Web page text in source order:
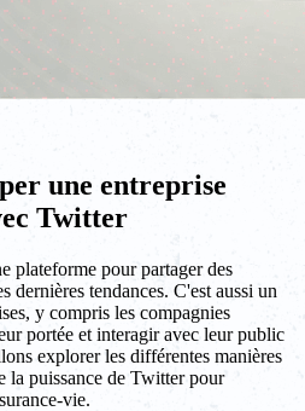
une entreprise
Twitter
plateforme pour partager des
dernières tendances. C'est aussi un
y compris les compagnies
portée et interagir avec leur public
explorer les différentes manières
la puissance de Twitter pour
vie.